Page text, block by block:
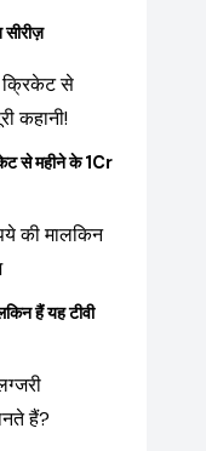
से महीने के 1Cr
हैं यह टीवी